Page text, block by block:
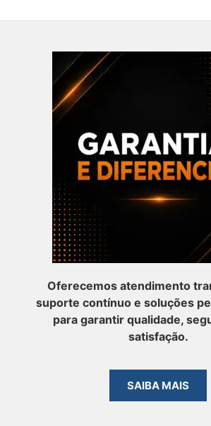
Oferecemos atendimento
suporte contínuo e soluções
para garantir qualidade,
satisfação.
SAIBA MAIS